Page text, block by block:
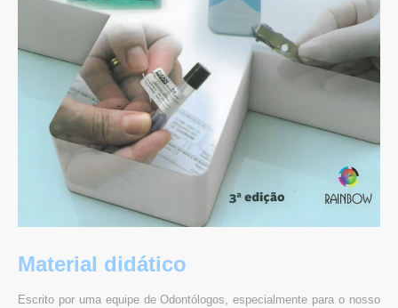
Material didático
Escrito por uma equipe de Odontólogos, especialmente para o nosso